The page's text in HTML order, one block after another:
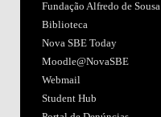
Fundação Alfredo de Sousa
Biblioteca
Nova SBE Today
Moodle@NovaSBE
Webmail
Student Hub